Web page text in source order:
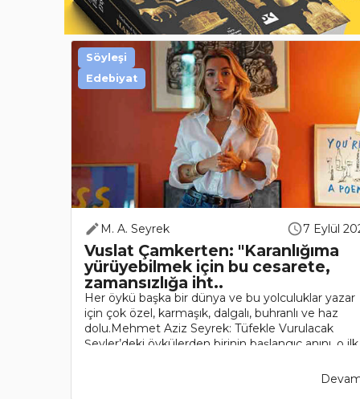
M. A. Seyrek 7 Eylül
Vuslat Çamkerten: "Karanlığıma
yürüyebilmek için bu cesarete,
zamansızlığa iht..
Her öykü başka bir dünya ve bu yolculuklar yazar
için çok özel, karmaşık, dalgalı, buhranlı ve haz
dolu.Mehmet Aziz Seyrek: Tüfekle Vurulacak
Şeyler’deki öykülerden birinin başlangıç anını, o ilk
Söyleşi
Edebiyat